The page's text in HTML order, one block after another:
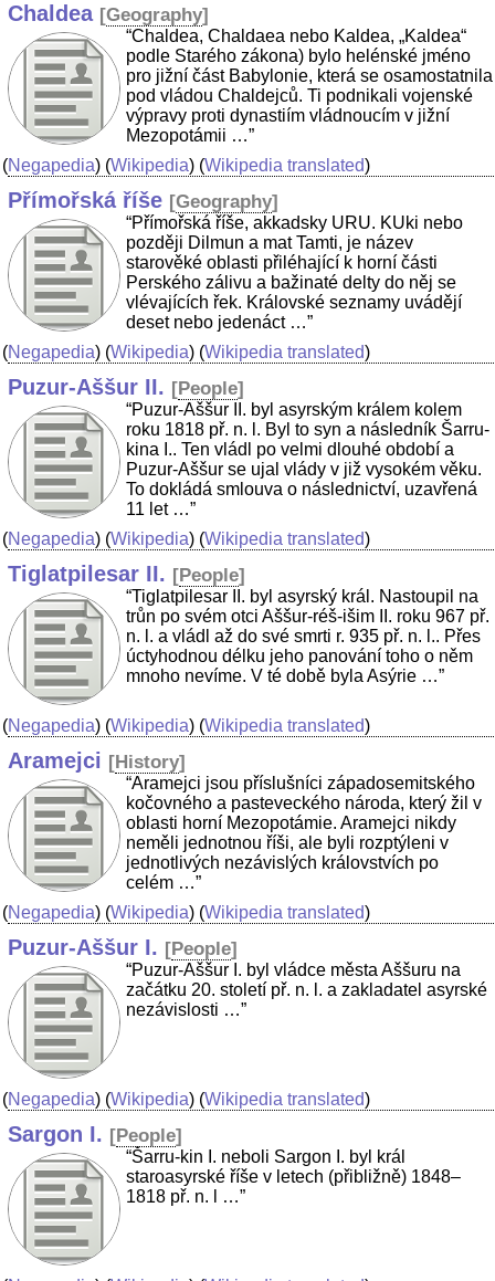
Chaldea [Geography]
“Chaldea, Chaldaea nebo Kaldea, „Kaldea“
podle Starého zákona) bylo helénské jméno
pro jižní část Babylonie, která se osamostatnila
pod vládou Chaldejců. Ti podnikali vojenské
výpravy proti dynastiím vládnoucím v jižní
Mezopotámii …”
(Negapedia) (Wikipedia) (Wikipedia translated)
Přímořská říše [Geography]
“Přímořská říše, akkadsky URU. KUki nebo
později Dilmun a mat Tamti, je název
starověké oblasti přiléhající k horní části
Perského zálivu a bažinaté delty do něj se
vlévajících řek. Královské seznamy uvádějí
deset nebo jedenáct …”
(Negapedia) (Wikipedia) (Wikipedia translated)
Puzur-Aššur II. [People]
“Puzur-Aššur II. byl asyrským králem kolem
roku 1818 př. n. l. Byl to syn a následník Šarru-
kina I.. Ten vládl po velmi dlouhé období a
Puzur-Aššur se ujal vlády v již vysokém věku.
To dokládá smlouva o následnictví, uzavřená
11 let …”
(Negapedia) (Wikipedia) (Wikipedia translated)
Tiglatpilesar II. [People]
“Tiglatpilesar II. byl asyrský král. Nastoupil na
trůn po svém otci Aššur-réš-išim II. roku 967 př.
n. l. a vládl až do své smrti r. 935 př. n. l.. Přes
úctyhodnou délku jeho panování toho o něm
mnoho nevíme. V té době byla Asýrie …”
(Negapedia) (Wikipedia) (Wikipedia translated)
Aramejci [History]
“Aramejci jsou příslušníci západosemitského
kočovného a pasteveckého národa, který žil v
oblasti horní Mezopotámie. Aramejci nikdy
neměli jednotnou říši, ale byli rozptýleni v
jednotlivých nezávislých královstvích po
celém …”
(Negapedia) (Wikipedia) (Wikipedia translated)
Puzur-Aššur I. [People]
“Puzur-Aššur I. byl vládce města Aššuru na
začátku 20. století př. n. l. a zakladatel asyrské
nezávislosti …”
(Negapedia) (Wikipedia) (Wikipedia translated)
Sargon I. [People]
“Šarru-kin I. neboli Sargon I. byl král
staroasyrské říše v letech (přibližně) 1848–
1818 př. n. l …”